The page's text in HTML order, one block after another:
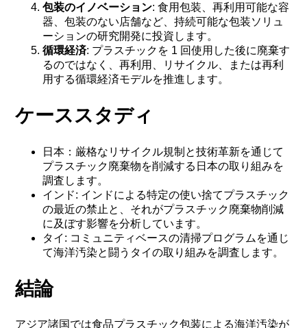
包装のイノベーション: 食用包装、再利用可能な容
器、包装のない店舗など、持続可能な包装ソリュ
ーションの研究開発に投資します。
循環経済: プラスチックを 1 回使用した後に廃棄す
るのではなく、再利用、リサイクル、または再利
用する循環経済モデルを推進します。
ケーススタディ
日本：厳格なリサイクル規制と技術革新を通じて
プラスチック廃棄物を削減する日本の取り組みを
調査します。
インド: インドによる特定の使い捨てプラスチック
の最近の禁止と、それがプラスチック廃棄物削減
に及ぼす影響を分析しています。
タイ: コミュニティベースの清掃プログラムを通じ
て海洋汚染と闘うタイの取り組みを調査します。
結論
アジア諸国では食品プラスチック包装による海洋汚染が